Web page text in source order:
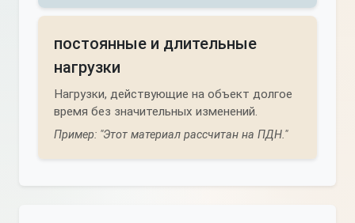
постоянные и длительные
нагрузки
Нагрузки, действующие на объект долгое
время без значительных изменений.
Пример: "Этот материал рассчитан на ПДН."